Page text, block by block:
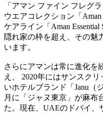
「アマン ファイン フレグ
ウエアコレクション「Aman
ケアライン「Aman
隠れ家の枠を超え、その魅
います。
さらにアマンは常に進化を
え、 2020年にはサンスク
いホテルブランド「Janu（
月に「ジャヌ東京」が麻布
た。現在、UAEのドバイ、